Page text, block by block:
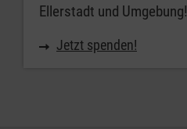
Ellerstadt und Umgebung!
Jetzt spenden!